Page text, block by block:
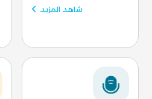
شاهد المزيد